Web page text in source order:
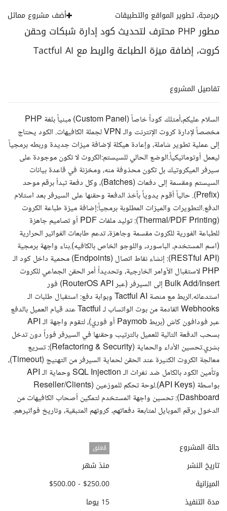
مطور PHP محترف لتحديث كود إدارة شبكات وحقن
كروت، إضافة ميزة الطباعة والربط مع Tactful AI
برمجة، تطوير المواقع والتطبيقات أضف مشروع مماثل
تفاصيل المشروع
السلام عليكم،أمتلك كوداً خاصاً (Custom Panel) مبنياً بلغة PHP
مخصصاً لإدارة كروت الإنترنت والـ VPN لجملة الكافيهات. الكود يحتاج
إلى عملية تطوير شاملة، وإعادة هيكلة لإضافة ميزات جديدة وربطه برمجياً
ليعمل أوتوماتيكياً.الوضع الحالي للسيستم:الكروت لا تكون موجودة على
سيرفر الميكروتيك بل تكون محذوفة منه، ومخزنة في قاعدة بيانات
السيستم ومقسمة إلى دفعات (Batches)، وكل دفعة تبدأ برقم موحد
(Prefix). حالياً أقوم يدوياً بأخذ الدفعة وحقنها على السيرفر بعد استلام
الدفع.التطويرات والميزات المطلوبة برمجياً:إضافة ميزة طباعة الكروت
(Thermal/PDF Printing): توليد ملفات PDF أو تصاميم جاهزة
للطباعة الفورية للكروت مقسمة وجاهزة، تدعم طابعات الفواتير الحرارية
(اسم المستخدم، الباسورد، واللوجو الخاص بالكافيه).بناء واجهة برمجية
(RESTful API): إنشاء نقاط اتصال (Endpoints) محمية داخل كود الـ
PHP لاستقبال الأوامر الخارجية، وتحديداً أمر الحقن الجماعي للكروت
Bulk Add/Insert إلى السيرفر (عبر RouterOS API) فور
استدعائه.الربط مع منصة Tactful AI وبوابة دفع: استقبال طلبات الـ
Webhooks القادمة من بوت الواتساب لـ Tactful عند قيام العميل بالدفع
عبر فودافون كاش (بربط Paymob أو فوري)، لتقوم واجهة الـ API
بسحب الدفعة التالية للعميل بالترتيب وحقنها في السيرفر فوراً دون تدخل
بشري.تحسين الأداء والحماية (Refactoring & Security): تسريع
معالجة الكروت الكثيرة عند الحقن لحماية السيرفر من التهنيج (Timeout)،
وتأمين الكود بالكامل ضد ثغرات الـ SQL Injection وحماية الـ API
بواسطة (API Keys).لوحة تحكم للموزعين (Reseller/Clients
Dashboard): تحسين واجهة المستخدم لتمكين أصحاب الكافيهات من
الدخول برقم الموبايل لمتابعة دفعاتهم، كروتهم المتبقية، وتاريخ فواتيرهم.
حالة المشروع مُغلق
تاريخ النشر
منذ شهر
الميزانية
$250.00 - $500.00
مدة التنفيذ
15 يوما